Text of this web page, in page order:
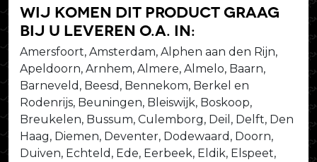
Wij komen dit product graag
bij u leveren o.a. in:
Amersfoort, Amsterdam, Alphen aan den Rijn,
Apeldoorn, Arnhem, Almere, Almelo, Baarn,
Barneveld, Beesd, Bennekom, Berkel en
Rodenrijs, Beuningen, Bleiswijk, Boskoop,
Breukelen, Bussum, Culemborg, Deil, Delft, Den
Haag, Diemen, Deventer, Dodewaard, Doorn,
Duiven, Echteld, Ede, Eerbeek, Eldik, Elspeet,